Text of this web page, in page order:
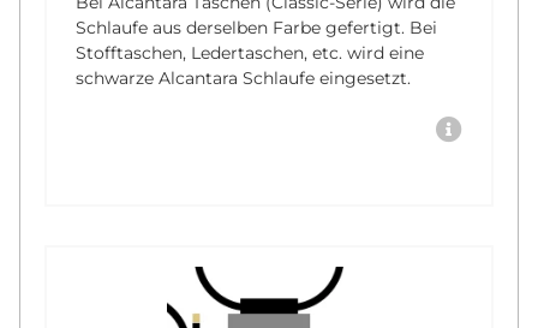
Schlaufe aus derselben Farbe gefertigt. Bei
Stofftaschen, Ledertaschen, etc. wird eine
schwarze Alcantara Schlaufe eingesetzt.